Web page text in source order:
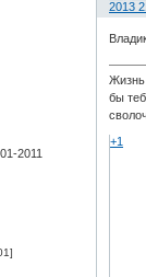
2013
2011
Жизнь
бы
+1